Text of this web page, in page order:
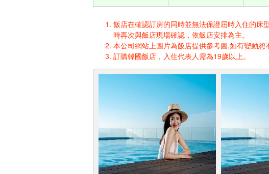
飯店在確認訂房的同時並無法保證屆時入住的床
時再次與飯店現場確認，依飯店安排為主。
本公司網站上圖片為飯店提供參考圖,如有變動
訂購韓國飯店，入住代表人需為19歲以上。